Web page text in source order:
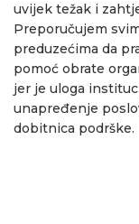
uvijek težak i
Preporučujem
preduzećima da
pomoć obrate
jer je uloga
unapređenje
dobitnica podrške.